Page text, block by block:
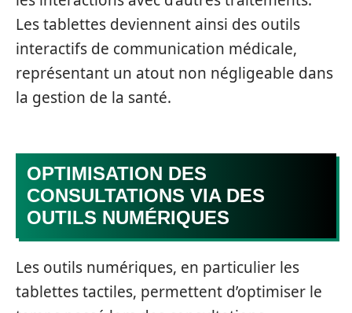
Les tablettes deviennent ainsi des outils
interactifs de communication médicale,
représentant un atout non négligeable dans
la gestion de la santé.
OPTIMISATION DES
CONSULTATIONS VIA DES
OUTILS NUMÉRIQUES
Les outils numériques, en particulier les
tablettes tactiles, permettent d’optimiser le